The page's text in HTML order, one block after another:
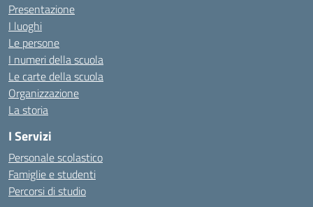
Presentazione
I luoghi
Le persone
I numeri della scuola
Le carte della scuola
Organizzazione
La storia
I Servizi
Personale scolastico
Famiglie e studenti
Percorsi di studio